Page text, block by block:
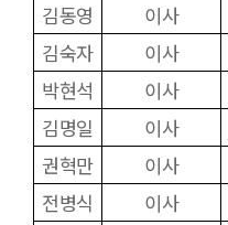
김동영
이사
김숙자
이사
박현석
이사
김명일
이사
권혁만
이사
전병식
이사